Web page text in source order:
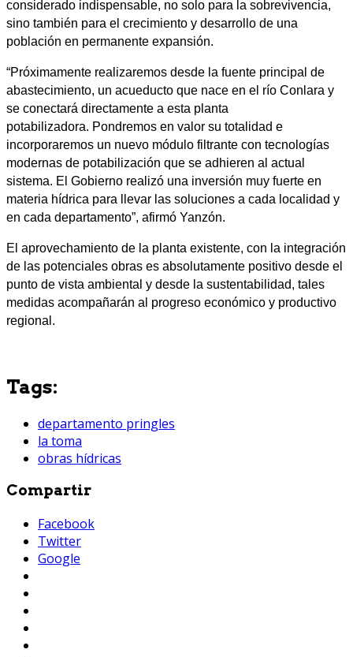
considerado indispensable, no solo para la sobrevivencia,
sino también para el crecimiento y desarrollo de una
población en permanente expansión.
“Próximamente realizaremos desde la fuente principal de
abastecimiento, un acueducto que nace en el río Conlara y
se conectará directamente a esta planta
potabilizadora. Pondremos en valor su totalidad e
incorporaremos un nuevo módulo filtrante con tecnologías
modernas de potabilización que se adhieren al actual
sistema. El Gobierno realizó una inversión muy fuerte en
materia hídrica para llevar las soluciones a cada localidad y
en cada departamento”, afirmó Yanzón.
El aprovechamiento de la planta existente, con la integración
de las potenciales obras es absolutamente positivo desde el
punto de vista ambiental y desde la sustentabilidad, tales
medidas acompañarán al progreso económico y productivo
regional.
Tags:
departamento pringles
la toma
obras hídricas
Compartir
Facebook
Twitter
Google